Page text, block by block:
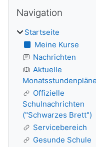
Blöcke
Navigation
Startseite
Meine Kurse
Nachrichten
Aktuelle
Monatsstundenpläne
Offizielle
Schulnachrichten
("Schwarzes Brett")
Servicebereich
Gesunde Schule